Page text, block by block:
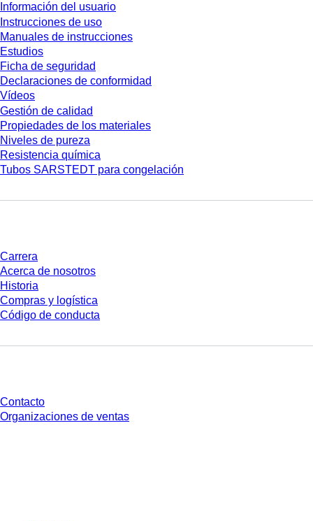
Información del usuario
Instrucciones de uso
Manuales de instrucciones
Estudios
Ficha de seguridad
Declaraciones de conformidad
Vídeos
Gestión de calidad
Propiedades de los materiales
Niveles de pureza
Resistencia química
Tubos SARSTEDT para congelación
Carrera
Acerca de nosotros
Historia
Compras y logística
Código de conducta
Contacto
Organizaciones de ventas